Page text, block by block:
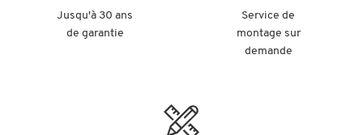
Jusqu'à 30 ans
de garantie
Service de
montage sur
demande